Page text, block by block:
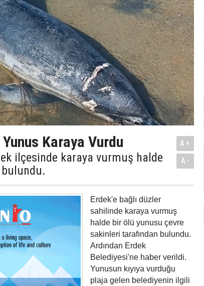
Karaya Vurdu
ilçesinde karaya vurmuş halde
A+
A-
Erdek'e bağlı düzler
sahilinde karaya vurmuş
halde bir ölü yunusu çevre
sakinleri tarafından bulundu.
Ardından Erdek
Belediyesi'ne haber verildi.
Yunusun kıyıya vurduğu
plaja gelen belediyenin ilgili